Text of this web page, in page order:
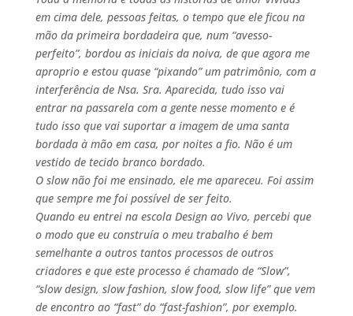
em cima dele, pessoas feitas, o tempo que ele ficou na
mão da primeira bordadeira que, num “avesso-
perfeito”, bordou as iniciais da noiva, de que agora me
aproprio e estou quase “pixando” um patrimônio, com a
interferência de Nsa. Sra. Aparecida, tudo isso vai
entrar na passarela com a gente nesse momento e é
tudo isso que vai suportar a imagem de uma santa
bordada à mão em casa, por noites a fio. Não é um
vestido de tecido branco bordado.
O slow não foi me ensinado, ele me apareceu. Foi assim
que sempre me foi possível de ser feito.
Quando eu entrei na escola Design ao Vivo, percebi que
o modo que eu construía o meu trabalho é bem
semelhante a outros tantos processos de outros
criadores e que este processo é chamado de “Slow”,
“slow design, slow fashion, slow food, slow life” que vem
de encontro ao “fast” do “fast-fashion”, por exemplo.